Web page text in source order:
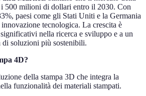
i 500 milioni di dollari entro il 2030. Con
paesi come gli Stati Uniti e la Germania
tecnologica. La crescita è
nella ricerca e sviluppo e a un
di soluzioni più sostenibili.
4D?
della stampa 3D che integra la
funzionalità dei materiali stampati.